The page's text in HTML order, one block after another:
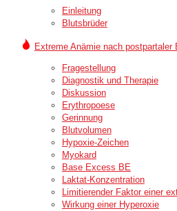
Einleitung
Blutsbrüder
Extreme Anämie nach postpartaler
Fragestellung
Diagnostik und Therapie
Diskussion
Erythropoese
Gerinnung
Blutvolumen
Hypoxie-Zeichen
Myokard
Base Excess BE
Laktat-Konzentration
Limitierender Faktor einer
Wirkung einer Hyperoxie